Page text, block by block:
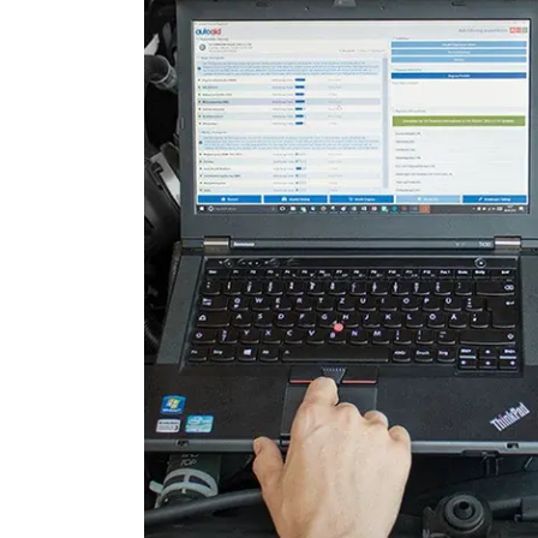
Lenkradwinkel-Sensor
Lenksäuleneinheit
Leuchtweitenregulierung
Motorsteuerung (EMS)
Motorsteuerung 2 (EMS)
Radio
Reifendruckkontrolle (RDK)
Schiebedach
Schlüssellose
Servolenkung
Sitzheizung
Soundsystem
Telefon-/Notruf-System
Türsteuergerät vorne links
Türsteuergerät vorne rechts
Unterhaltungseinheit oben